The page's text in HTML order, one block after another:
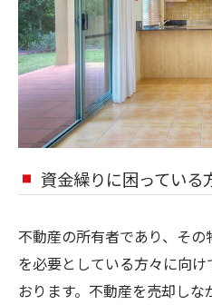
資金繰りに困っている
不動産の所有者であり、そ
を必要としている方々に向
おります。不動産を売却し